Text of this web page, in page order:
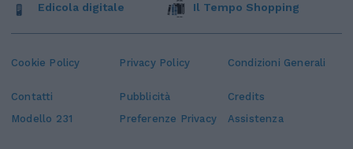
Cookie Policy Privacy Policy Condizioni Generali
Contatti Pubblicità
Credits
Modello 231
Preferenze Privacy Assistenza
Edicola digitale Il Tempo Shopping